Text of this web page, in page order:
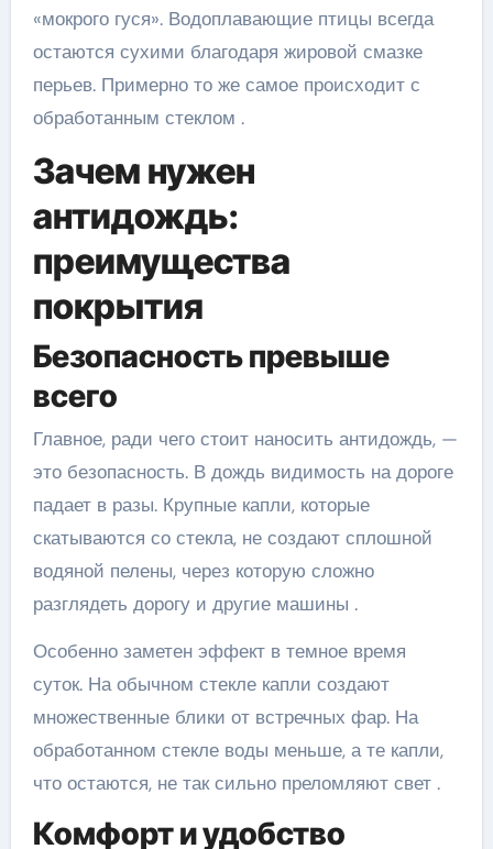
«мокрого гуся». Водоплавающие птицы всегда
остаются сухими благодаря жировой смазке
перьев. Примерно то же самое происходит с
обработанным стеклом .
Зачем нужен
антидождь:
преимущества
покрытия
Безопасность превыше
всего
Главное, ради чего стоит наносить антидождь, —
это безопасность. В дождь видимость на дороге
падает в разы. Крупные капли, которые
скатываются со стекла, не создают сплошной
водяной пелены, через которую сложно
разглядеть дорогу и другие машины .
Особенно заметен эффект в темное время
суток. На обычном стекле капли создают
множественные блики от встречных фар. На
обработанном стекле воды меньше, а те капли,
что остаются, не так сильно преломляют свет .
Комфорт и удобство